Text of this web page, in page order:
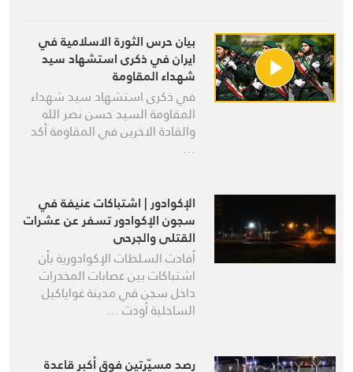
بيان حرس الثورة الاسلامية في
ايران في ذكرى استشهاد سيد
شهداء المقاومة
في ذكرى استشهاد سيد شهداء
المقاومة السيد حسن نصر الله
والقادة الاخرين في المقاومة أكد
…
الإكوادور | اشتباكات عنيفة في
سجون الإكوادور تسفر عن عشرات
القتلى والجرحى
أفادت السلطات الإكوادورية بأن
اشتباكات بين عصابات المخدرات
داخل سجن في مدينة غواياكيل
الساحلية أودت …
رصد مسيّرتين فوق أكبر قاعدة